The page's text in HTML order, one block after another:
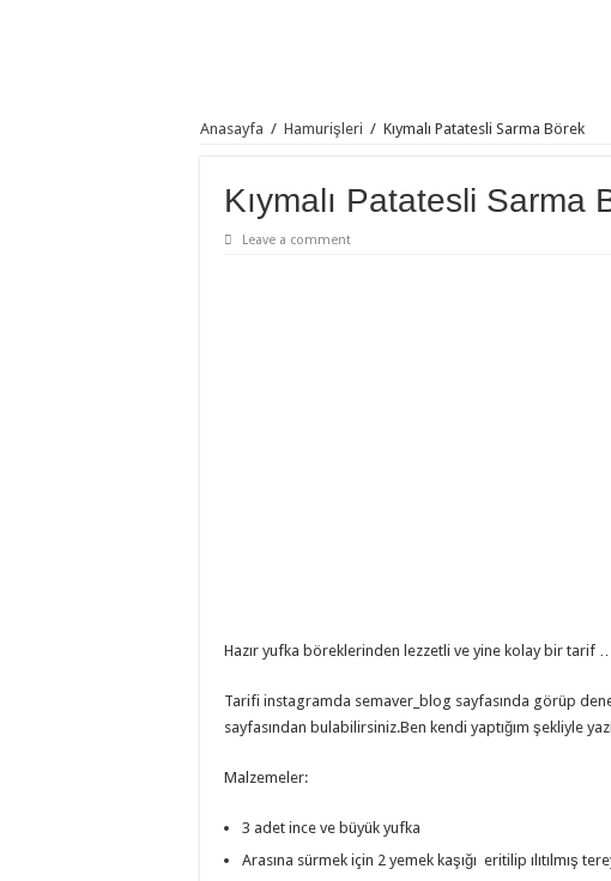
Anasayfa / Hamurişleri / Kıymalı Patatesli Sarma Börek
Kıymalı Patatesli Sarma
Leave a comment
Hazır yufka böreklerinden lezzetli ve yine kolay bir tarif …
Tarifi instagramda semaver_blog sayfasında görüp
sayfasından bulabilirsiniz.Ben kendi yaptığım şekliyle
Malzemeler:
3 adet ince ve büyük yufka
Arasına sürmek için 2 yemek kaşığı eritilip ılıtılmış